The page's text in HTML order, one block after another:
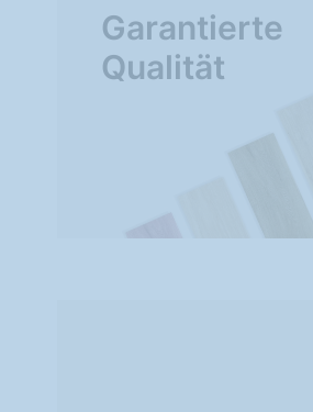
Garantierte
Qualität